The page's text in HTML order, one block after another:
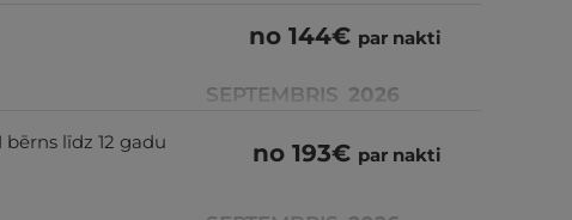
no 144€ par nakti
SEPTEMBRIS 2026
bērns līdz 12 gadu
no 193€ par nakti